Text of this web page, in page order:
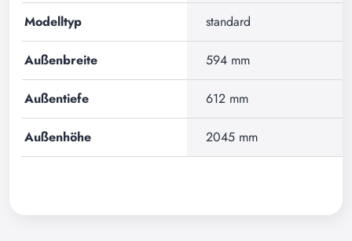
Modelltyp standard
Außenbreite 594 mm
Außentiefe 612 mm
Außenhöhe 2045 mm